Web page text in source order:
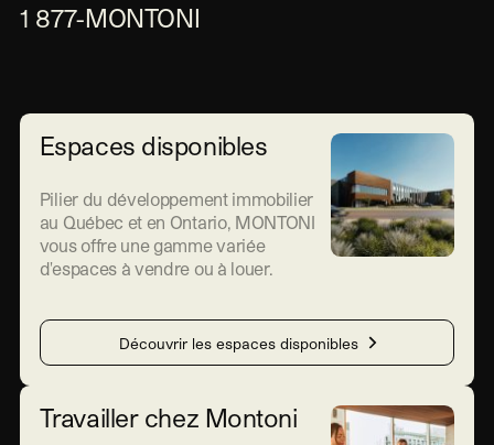
1 877-MONTONI
Espaces disponibles
Pilier du développement immobilier
au Québec et en Ontario, MONTONI
vous offre une gamme variée
d'espaces à vendre ou à louer.
Découvrir les espaces disponibles
Travailler chez Montoni